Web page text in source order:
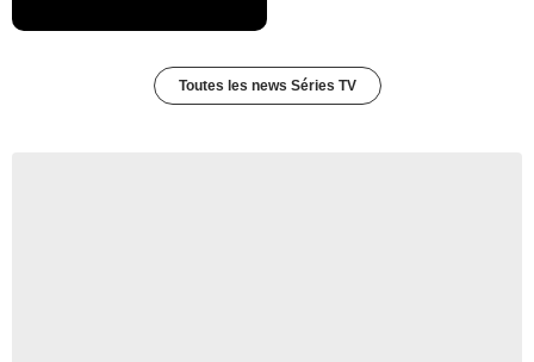
Toutes les news Séries TV